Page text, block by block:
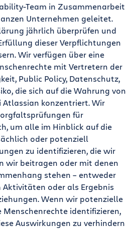
Team in Zusammenarbeit
Unternehmen geleitet.
jährlich überprüfen und
dieser Verpflichtungen
Wir verfügen über eine
mit Vertretern der
Public Policy, Datenschutz,
die sich auf die Wahrung von
Atlassian konzentriert. Wir
für
um alle im Hinblick auf die
oder potenziell
zu identifizieren, die wir
wir beitragen oder mit denen
stehen – entweder
Aktivitäten oder als Ergebnis
Wenn wir potenzielle
identifizieren,
Auswirkungen zu verhindern